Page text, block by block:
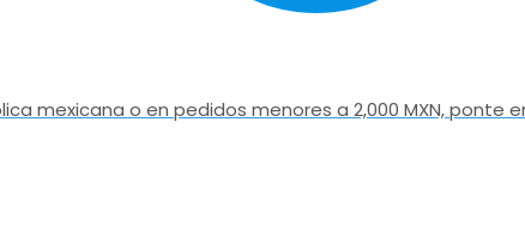
mexicana o en pedidos menores a 2,000 MXN, ponte